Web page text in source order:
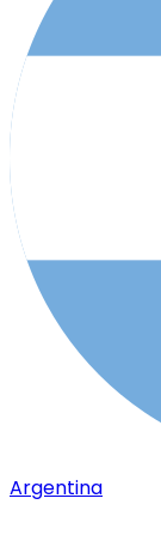
Argentina